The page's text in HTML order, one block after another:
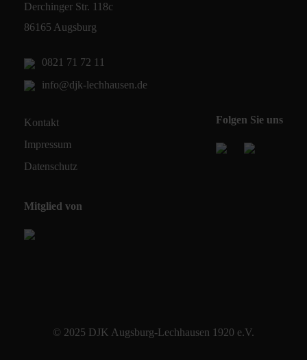
Derchinger Str. 118c
86165 Augsburg
0821 71 72 11
info@djk-lechhausen.de
Kontakt
Impressum
Datenschutz
Folgen Sie uns
Mitglied von
© 2025 DJK Augsburg-Lechhausen 1920 e.V.